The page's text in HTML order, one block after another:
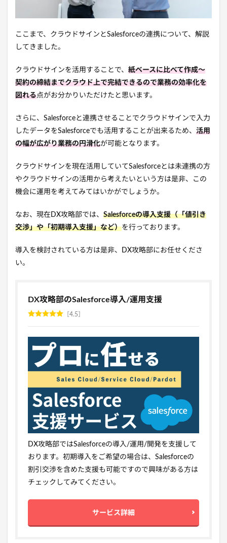
ここまで、クラウドサインとSalesforceの連携について、解説
してきました。
クラウドサインを活用することで、 紙ベースに比べて作成～
契約の締結までクラウド上で完結できるので業務の効率化を
図れる点がお分かりいただけたと思います。
さらに、Salesforceと連携させることでクラウドサインで入力
したデータをSalesforceでも活用することが出来るため、 活用
の幅が広がり業務の円滑化が可能となります。
クラウドサインを現在活用していてSalesforceとは未連携の方
やクラウドサインの活用から考えたいという方は是非、この
機会に運用を考えてみてはいかがでしょうか。
なお、現在DX攻略部では、 Salesforceの導入支援（「値引き
交渉」や「初期導入支援」など）を行っております。
導入を検討されている方は是非、DX攻略部にお任せくださ
い。
DX攻略部のSalesforce導入/運用支援
4.5
DX攻略部ではSalesforceの導入/運用/開発を支援して
おります。初期導入をご希望の場合は、Salesforceの
割引交渉を含めた支援も可能ですので興味がある方は
チェックしてみてください。
サービス詳細